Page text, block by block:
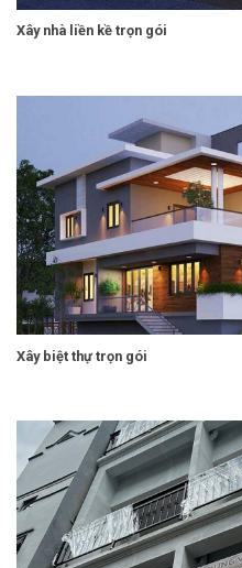
Xây nhà liền kề trọn gói
Xây biệt thự trọn gói